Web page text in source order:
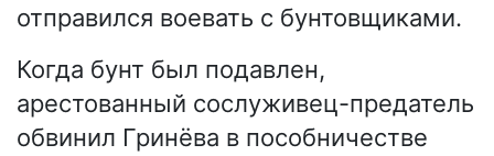
отправился воевать с бунтовщиками.
Когда бунт был подавлен,
арестованный сослуживец-предатель
обвинил Гринёва в пособничестве